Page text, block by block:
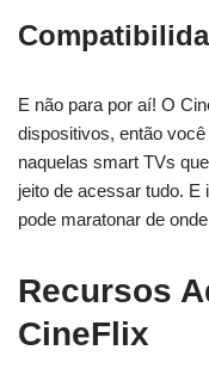
E não para por aí! O
dispositivos, então
naquelas smart TVs
jeito de acessar tudo. E
pode maratonar de
Recursos
CineFlix